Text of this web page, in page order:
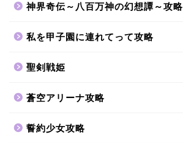
神界奇伝～八百万神の幻想譚～攻略
私を甲子園に連れてって攻略
聖剣戦姫
蒼空アリーナ攻略
誓約少女攻略